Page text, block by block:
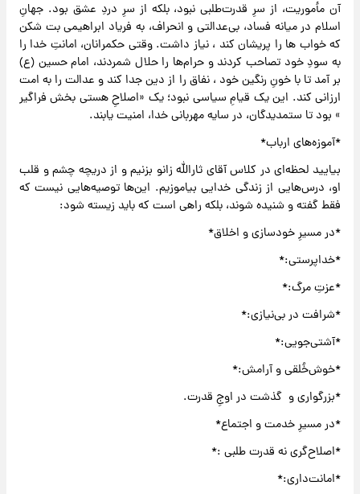
آن مأموریت، از سرِ قدرت‌طلبی نبود، بلکه از سرِ دردِ عشق بود. جهانِ
اسلام در میانه‌ فساد، بی‌عدالتی و انحراف، به فریاد ابراهیمی بت شکن
که خواب ها را پریشان کند ، نیاز داشت. وقتی حکمرانان، امانتِ خدا را
به سودِ خود تصاحب کردند و حرام‌ها را حلال شمردند، امام حسین (ع)
بر آمد تا با خونِ رنگین خود ، نفاق را از دین جدا کند و عدالت را به امت
ارزانی کند. این یک قیامِ سیاسی نبود؛ یک «اصلاحِ هستی بخش فراگیر
» بود تا ستمدیدگان، در سایه‌ مهربانی خدا، امنیت یابند.
*آموزه‌های ارباب*
بیایید لحظه‌ای در کلاس آقای ثارالله زانو بزنیم و از دریچه‌ چشم و قلب
او، درس‌هایی از زندگی خدایی بیاموزیم. این‌ها توصیه‌هایی نیست که
فقط گفته و‌ شنیده شوند، بلکه راهی است که باید زیسته شود:
*در مسیرِ خودسازی و اخلاق*
*خداپرستی:*
*عزتِ مرگ:*
*شرافت در بی‌نیازی:*
*آشتی‌جویی:*
*خوش‌خُلقی و آرامش:*
*بزرگواری و گذشت در اوجِ قدرت.
*در مسیرِ خدمت و اجتماع*
*اصلاح‌گری نه قدرت طلبی :*
*امانت‌داری:*